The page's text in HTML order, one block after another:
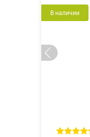
В наличии